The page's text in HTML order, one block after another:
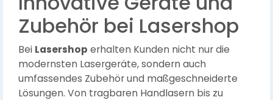
Zubehör bei Lasershop
Bei Lasershop erhalten Kunden nicht nur die
modernsten Lasergeräte, sondern auch
umfassendes Zubehör und maßgeschneiderte
Lösungen. Von tragbaren Handlasern bis zu